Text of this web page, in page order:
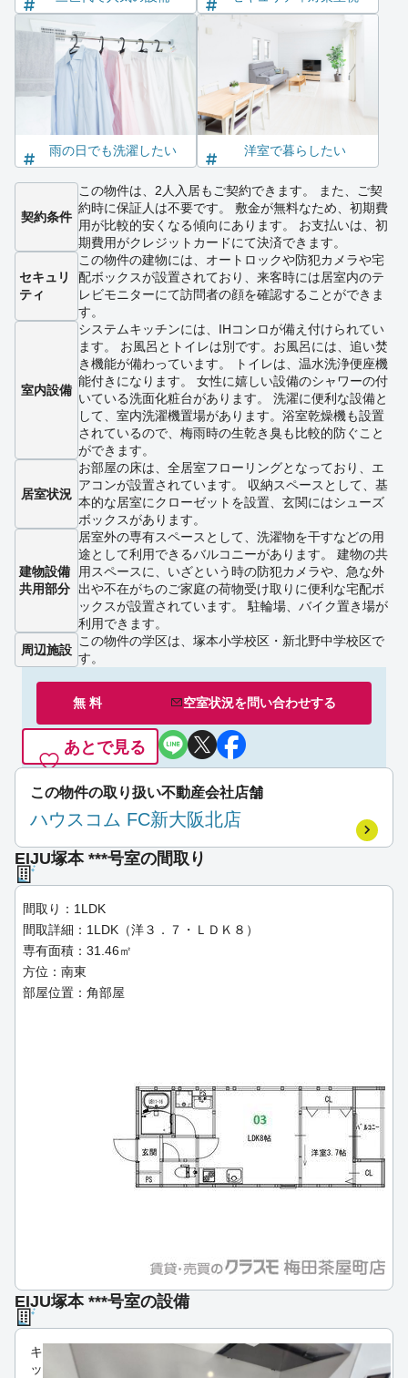
雨の日でも洗濯したい 洋室で暮らしたい
契約条件
この物件は、2人入居もご契約できます。 また、ご契
約時に保証人は不要です。 敷金が無料なため、初期費
用が比較的安くなる傾向にあります。 お支払いは、初
期費用がクレジットカードにて決済できます。
セキュリ
ティ
この物件の建物には、オートロックや防犯カメラや宅
配ボックスが設置されており、来客時には居室内のテ
レビモニターにて訪問者の顔を確認することができま
す。
室内設備
システムキッチンには、IHコンロが備え付けられてい
ます。 お風呂とトイレは別です。お風呂には、追い焚
き機能が備わっています。 トイレは、温水洗浄便座機
能付きになります。 女性に嬉しい設備のシャワーの付
いている洗面化粧台があります。 洗濯に便利な設備と
して、室内洗濯機置場があります。浴室乾燥機も設置
されているので、梅雨時の生乾き臭も比較的防ぐこと
ができます。
居室状況
お部屋の床は、全居室フローリングとなっており、エ
アコンが設置されています。 収納スペースとして、基
本的な居室にクローゼットを設置、玄関にはシューズ
ボックスがあります。
建物設備
共用部分
居室外の専有スペースとして、洗濯物を干すなどの用
途として利用できるバルコニーがあります。 建物の共
用スペースに、いざという時の防犯カメラや、急な外
出や不在がちのご家庭の荷物受け取りに便利な宅配ボ
ックスが設置されています。 駐輪場、バイク置き場が
利用できます。
周辺施設
この物件の学区は、塚本小学校区・新北野中学校区で
す。
無 料 空室状況を問い合わせする
あとで見る
この物件の取り扱い不動産会社店舗
ハウスコム FC新大阪北店
EIJU塚本 ***号室の間取り
間取り：1LDK
間取詳細：1LDK（洋３．７・ＬＤＫ８）
専有面積：31.46㎡
方位：南東
部屋位置：角部屋
EIJU塚本 ***号室の設備
キ
ッ